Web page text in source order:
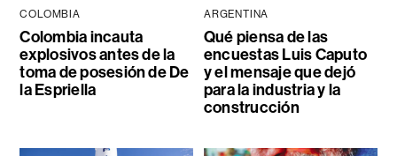
COLOMBIA
Colombia incauta
explosivos antes de la
toma de posesión de De
la Espriella
ARGENTINA
Qué piensa de las
encuestas Luis Caputo
y el mensaje que dejó
para la industria y la
construcción